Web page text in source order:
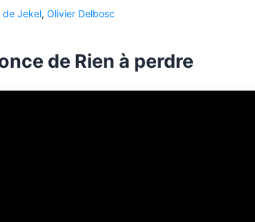
de Jekel, Olivier Delbosc
de Rien à perdre